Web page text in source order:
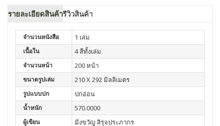
รายละเอียดสินค้ารีวิวสินค้า
จำนวนหนังสือ 1 เล่ม
เนื้อใน 4 สีทั้งเล่ม
จำนวนหน้า 200 หน้า
ขนาดรูปเล่ม 210 X 292 มิลลิเมตร
รูปแบบปก ปกอ่อน
น้ำหนัก 570.0000
ผู้เขียน มิ่งขวัญ ลิรุจประภากร